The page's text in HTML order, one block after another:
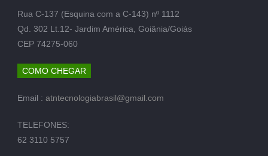
Rua C-137 (Esquina com a C-143) nº 1112
Qd. 302 Lt.12- Jardim América, Goiânia/Goiás
CEP 74275-060
COMO CHEGAR
Email : atntecnologiabrasil@gmail.com
TELEFONES:
62 3110 5757